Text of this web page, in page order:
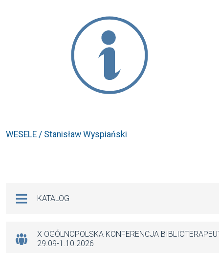
WESELE / Stanisław Wyspiański
KATALOG
X OGÓLNOPOLSKA KONFERENCJA
29.09-1.10.2026